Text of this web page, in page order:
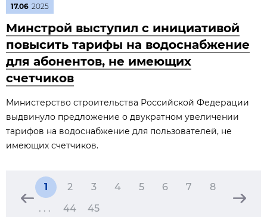
17.06 2025
Минстрой выступил с инициативой
повысить тарифы на водоснабжение
для абонентов, не имеющих
счетчиков
Министерство строительства Российской Федерации
выдвинуло предложение о двукратном увеличении
тарифов на водоснабжение для пользователей, не
имеющих счетчиков.
1 2 3 4 5 6 7
8
. . .
44 45